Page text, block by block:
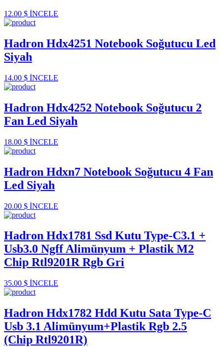
12.00 $ İNCELE
Hadron Hdx4251 Notebook Soğutucu Led
Siyah
14.00 $ İNCELE
Hadron Hdx4252 Notebook Soğutucu 2
Fan Led Siyah
18.00 $ İNCELE
Hadron Hdxn7 Notebook Soğutucu 4 Fan
Led Siyah
20.00 $ İNCELE
Hadron Hdx1781 Ssd Kutu Type-C3.1 +
Usb3.0 Ngff Alimünyum + Plastik M2
Chip Rtl9201R Rgb Gri
35.00 $ İNCELE
Hadron Hdx1782 Hdd Kutu Sata Type-C
Usb 3.1 Alimünyum+Plastik Rgb 2.5
(Chip Rtl9201R)